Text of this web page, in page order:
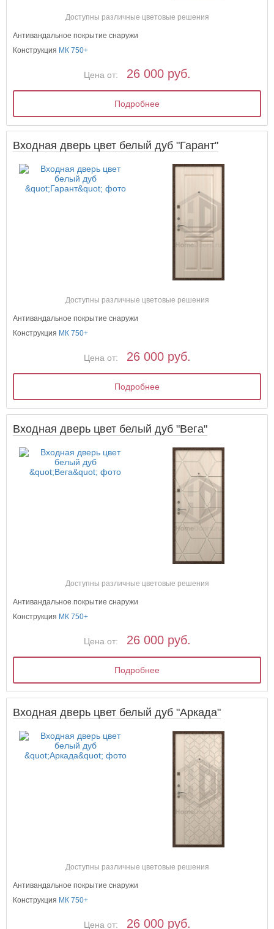
Доступны различные цветовые решения
Антивандальное покрытие снаружи
Конструкция МК 750+
Цена от: 26 000 руб.
Подробнее
Входная дверь цвет белый дуб "Гарант"
Доступны различные цветовые решения
Антивандальное покрытие снаружи
Конструкция МК 750+
Цена от: 26 000 руб.
Подробнее
Входная дверь цвет белый дуб "Вега"
Доступны различные цветовые решения
Антивандальное покрытие снаружи
Конструкция МК 750+
Цена от: 26 000 руб.
Подробнее
Входная дверь цвет белый дуб "Аркада"
Доступны различные цветовые решения
Антивандальное покрытие снаружи
Конструкция МК 750+
Цена от: 26 000 руб.